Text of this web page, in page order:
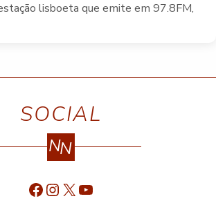
lisboeta que emite em 97.8FM,
SOCIAL
NN
Facebook
Instagram
X YouTube